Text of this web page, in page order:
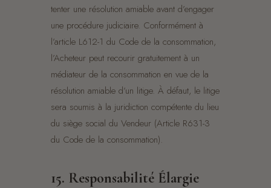
tenter une résolution amiable avant d’engager
une procédure judiciaire. Conformément à
l’article L612-1 du Code de la consommation,
l’Acheteur peut recourir gratuitement à un
médiateur de la consommation en vue de la
résolution amiable d’un litige. À défaut, le litige
sera soumis à la juridiction compétente du lieu
du siège social du Vendeur (Article R631-3
du Code de la consommation).
15. Responsabilité Élargie